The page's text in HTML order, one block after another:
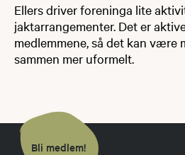
Ellers driver foreninga lite
jaktarrangementer. Det er
medlemmene, så det kan være
sammen mer uformelt.
Bli medlem!